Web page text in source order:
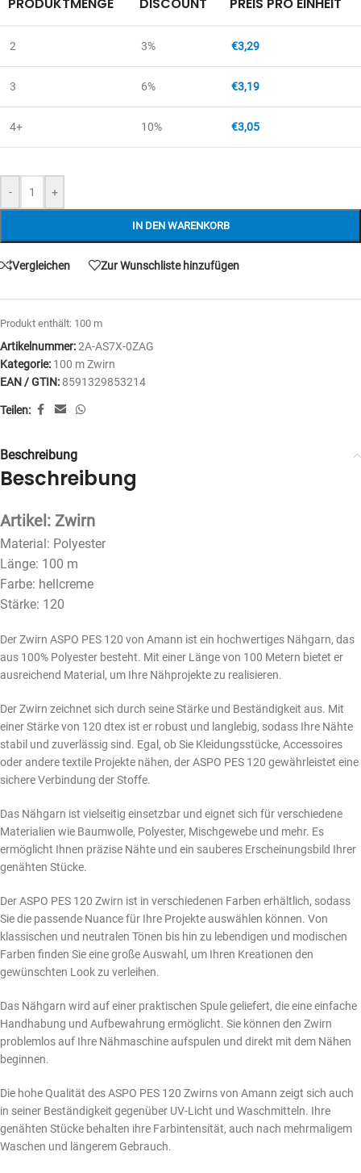
- +
IN DEN WARENKORB
2 3% €3,29
3 6% €3,19
4+ 10% €3,05
Vergleichen Zur Wunschliste hinzufügen
Produkt enthält: 100 m
Artikelnummer:2A-AS7X-0ZAG
Kategorie: 100 m Zwirn
EAN / GTIN: 8591329853214
Teilen:
Beschreibung
Beschreibung
Artikel: Zwirn
Material: Polyester
Länge: 100 m
Farbe: hellcreme
Stärke: 120
Der Zwirn ASPO PES 120 von Amann ist ein hochwertiges Nähgarn, das
aus 100% Polyester besteht. Mit einer Länge von 100 Metern bietet er
ausreichend Material, um Ihre Nähprojekte zu realisieren.
Der Zwirn zeichnet sich durch seine Stärke und Beständigkeit aus. Mit
einer Stärke von 120 dtex ist er robust und langlebig, sodass Ihre Nähte
stabil und zuverlässig sind. Egal, ob Sie Kleidungsstücke, Accessoires
oder andere textile Projekte nähen, der ASPO PES 120 gewährleistet eine
sichere Verbindung der Stoffe.
Das Nähgarn ist vielseitig einsetzbar und eignet sich für verschiedene
Materialien wie Baumwolle, Polyester, Mischgewebe und mehr. Es
ermöglicht Ihnen präzise Nähte und ein sauberes Erscheinungsbild Ihrer
genähten Stücke.
Der ASPO PES 120 Zwirn ist in verschiedenen Farben erhältlich, sodass
Sie die passende Nuance für Ihre Projekte auswählen können. Von
klassischen und neutralen Tönen bis hin zu lebendigen und modischen
Farben finden Sie eine große Auswahl, um Ihren Kreationen den
gewünschten Look zu verleihen.
Das Nähgarn wird auf einer praktischen Spule geliefert, die eine einfache
Handhabung und Aufbewahrung ermöglicht. Sie können den Zwirn
problemlos auf Ihre Nähmaschine aufspulen und direkt mit dem Nähen
beginnen.
Die hohe Qualität des ASPO PES 120 Zwirns von Amann zeigt sich auch
in seiner Beständigkeit gegenüber UV-Licht und Waschmitteln. Ihre
genähten Stücke behalten ihre Farbintensität, auch nach mehrmaligem
Waschen und längerem Gebrauch.